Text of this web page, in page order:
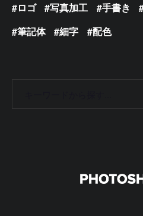
ロゴ
写真加工 手書き
筆記体
細字 配色